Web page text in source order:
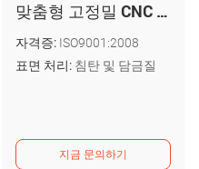
맞춤형 고정밀 CNC 가공 스테인리스 스틸 직선 스퍼 기어
자격증: ISO9001:2008
표면 처리: 침탄 및 담금질
지금 문의하기